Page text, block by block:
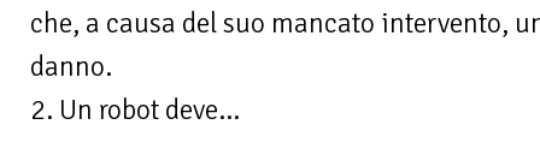
che, a causa del suo mancato intervento,
danno.
2. Un robot deve...